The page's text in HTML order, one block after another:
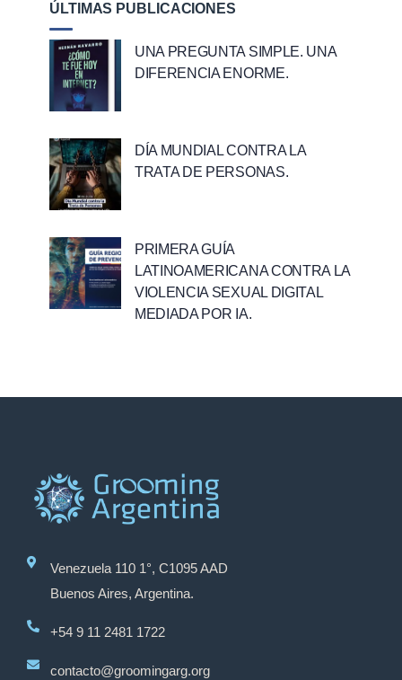
ÚLTIMAS PUBLICACIONES
UNA PREGUNTA SIMPLE. UNA
DIFERENCIA ENORME.
DÍA MUNDIAL CONTRA LA
TRATA DE PERSONAS.
PRIMERA GUÍA
LATINOAMERICANA CONTRA LA
VIOLENCIA SEXUAL DIGITAL
MEDIADA POR IA.
Venezuela 110 1°, C1095 AAD
Buenos Aires, Argentina.
+54 9 11 2481 1722
contacto@groomingarg.org